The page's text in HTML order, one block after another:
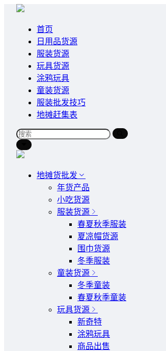
首页
日用品货源
服装货源
玩具货源
涂鸦玩具
童装货源
服装批发技巧
地摊赶集表
地摊货批发
年货产品
小吃货源
服装货源
春夏秋季服装
夏凉帽货源
围巾货源
冬季服装
童装货源
冬季童装
春夏秋季童装
玩具货源
新奇特
涂鸦玩具
商品出售